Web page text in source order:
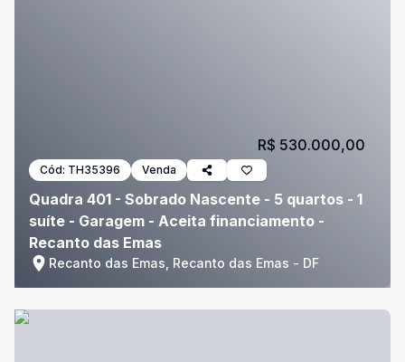
Cód: TH35396 Venda
Quadra 401 - Sobrado Nascente - 5 quartos - 1
suíte - Garagem - Aceita financiamento -
Recanto das Emas
Recanto das Emas, Recanto das Emas - DF
R$ 530.000,00